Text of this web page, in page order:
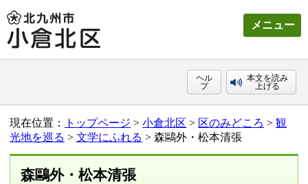
メニュー
ヘル
プ
本文を読み
上げる
現在位置： トップページ > 小倉北区 > 区のみどころ > 観
光地を巡る > 文学にふれる > 森鷗外・松本清張
森鷗外・松本清張